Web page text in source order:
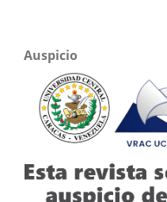
Auspicio